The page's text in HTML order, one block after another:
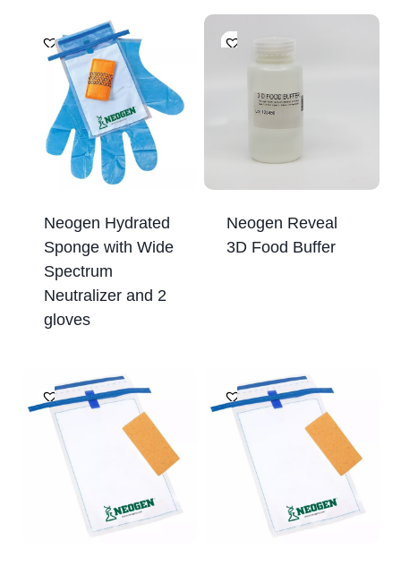
Neogen Hydrated
Sponge with Wide
Spectrum
Neutralizer and 2
gloves
Neogen Reveal
3D Food Buffer